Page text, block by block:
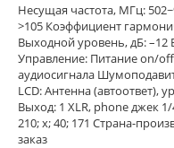
Несущая частота, МГц:
>105 Коэффициент
Выходной уровень, дБ:
Управление: Питание on/
аудиосигнала
LCD: Антенна (автоответ),
Выход: 1 XLR, phone джек
210; x; 40; 171 Страна-
заказ